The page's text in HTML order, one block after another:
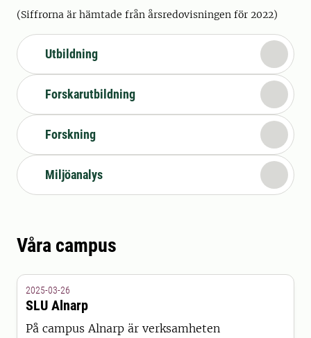
(Siffrorna är hämtade från årsredovisningen för 2022)
Utbildning
Forskarutbildning
Forskning
Miljöanalys
Våra campus
2025-03-26
SLU Alnarp
På campus Alnarp är verksamheten